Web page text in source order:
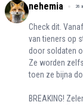
nehemia 26
Check dit.
van tieners op
door soldaten
Ze worden
toen ze bijna
BREAKING!